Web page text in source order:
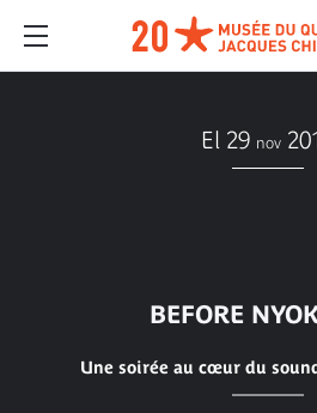
El 29 nov
BEFORE
Une soirée au cœur du